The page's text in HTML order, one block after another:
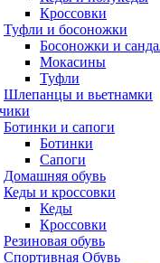
Кроссовки
Туфли и босоножки
Босоножки и
Мокасины
Туфли
Шлепанцы и вьетнамки
Ботинки и сапоги
Ботинки
Сапоги
Домашняя обувь
Кеды и кроссовки
Кеды
Кроссовки
Резиновая обувь
Спортивная Обувь